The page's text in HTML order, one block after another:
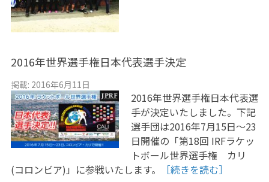
2016年世界選手権日本代表選手決定
掲載: 2016年6月11日
2016年世界選手権日本代表選
手が決定いたしました。下記
選手団は2016年7月15日〜23
日開催の「第18回 IRFラケッ
トボール世界選手権 カリ
(コロンビア)」に参戦いたします。
［続きを読む］